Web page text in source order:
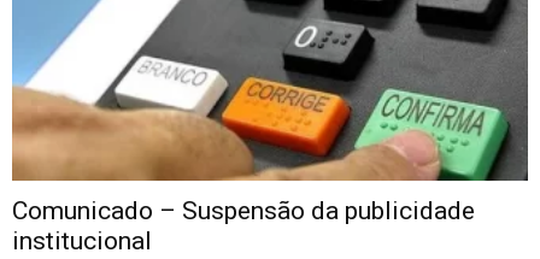
Comunicado – Suspensão da publicidade
institucional